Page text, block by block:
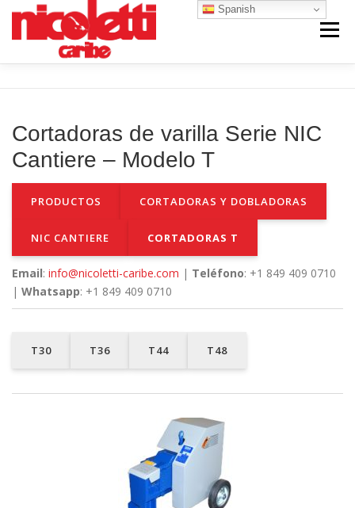
Saltar
contenido
Menú
CONTACTO NOSOTROS
Cortadoras de varilla Serie NIC
Cantiere – Modelo T
PRODUCTOS CORTADORAS Y DOBLADORAS
NIC CANTIERE CORTADORAS T
Email: info@nicoletti-caribe.com | Teléfono: +1 849 409 0710
| Whatsapp: +1 849 409 0710
T30 T36 T44 T48
Spanish